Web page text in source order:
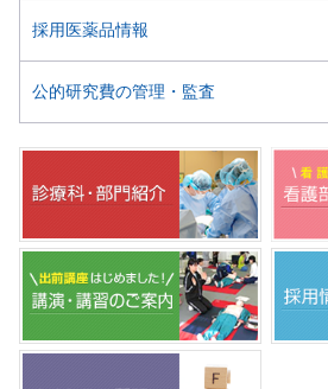
採用医薬品情報
公的研究費の管理・監査